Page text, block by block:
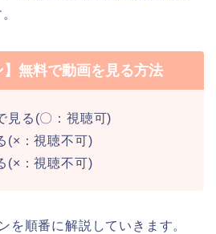
】無料で動画を見る方法
見る(〇：視聴可)
(×：視聴不可)
(×：視聴不可)
を順番に解説していきます。